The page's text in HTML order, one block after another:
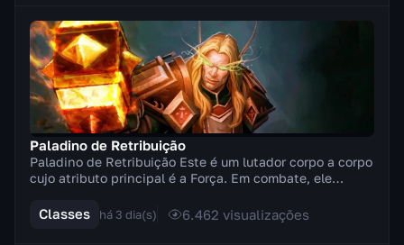
Paladino de Retribuição
Paladino de Retribuição Este é um lutador corpo a corpo
cujo atributo principal é a Força. Em combate, ele
Classes há 3 dia(s) 6.462 visualizações